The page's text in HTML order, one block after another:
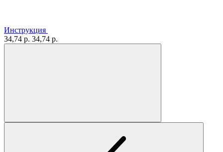
Инструкция
34,74 р. 34,74 р.